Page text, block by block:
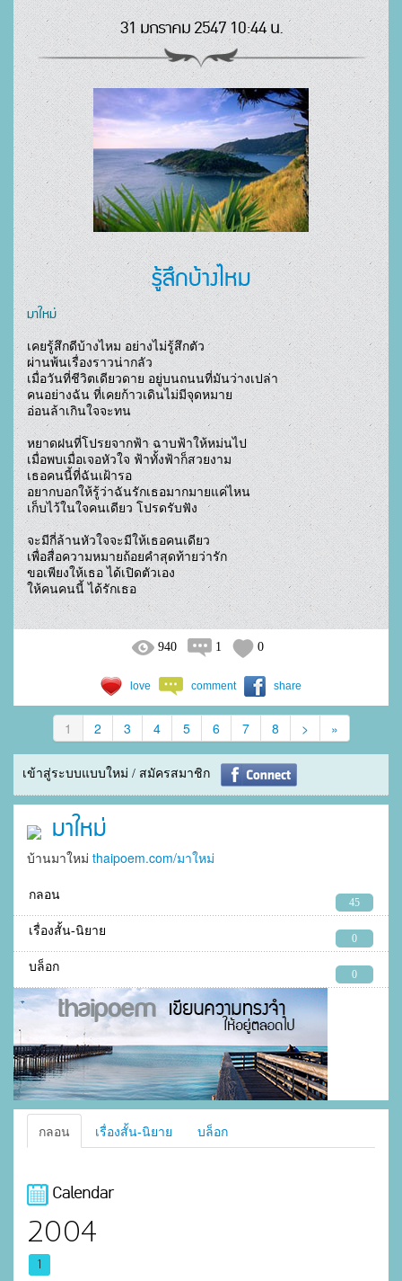
31 มกราคม 2547 10:44 น.
รู้สึกบ้างไหม
มาใหม่
เคยรู้สึกดีบ้างไหม อย่างไม่รู้สึกตัว
ผ่านพ้นเรื่องราวน่ากลัว
เมื่อวันที่ชีวิตเดียวดาย อยู่บนถนนที่มันว่างเปล่า
คนอย่างฉัน ที่เคยก้าวเดินไม่มีจุดหมาย
อ่อนล้าเกินใจจะทน
หยาดฝนที่โปรยจากฟ้า ฉาบฟ้าให้หม่นไป
เมื่อพบเมื่อเจอหัวใจ ฟ้าทั้งฟ้าก็สวยงาม
เธอคนนี้ที่ฉันเฝ้ารอ
อยากบอกให้รู้ว่าฉันรักเธอมากมายแค่ไหน
เก็บไว้ในใจคนเดียว โปรดรับฟัง
จะมีกี่ล้านหัวใจจะมีให้เธอคนเดียว
เพื่อสื่อความหมายถ้อยคำสุดท้ายว่ารัก
ขอเพียงให้เธอ ได้เปิดตัวเอง
ให้คนคนนี้ ได้รักเธอ
940 1 0
love comment share
1 2 3 4 5 6 7 8 > »
เข้าสู่ระบบแบบใหม่ / สมัครสมาชิก
มาใหม่
บ้านมาใหม่ thaipoem.com/มาใหม่
กลอน
45
เรื่องสั้น-นิยาย
0
บล็อก
0
กลอน เรื่องสั้น-นิยาย บล็อก
Calendar
2004
1